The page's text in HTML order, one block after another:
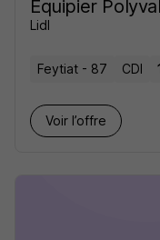
Equipier
Lidl
Feytiat - 87 CDI
Voir l’offre